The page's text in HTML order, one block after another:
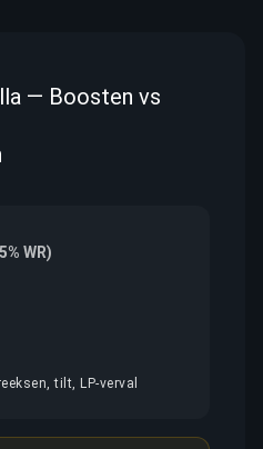
— Boosten vs
WR)
tilt, LP-verval